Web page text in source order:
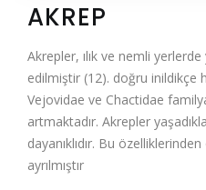
AKREP
Akrepler, ılık ve nemli
edilmiştir (12). doğru inildikçe
Vejovidae ve Chactidae
artmaktadır. Akrepler
dayanıklıdır. Bu
ayrılmıştır